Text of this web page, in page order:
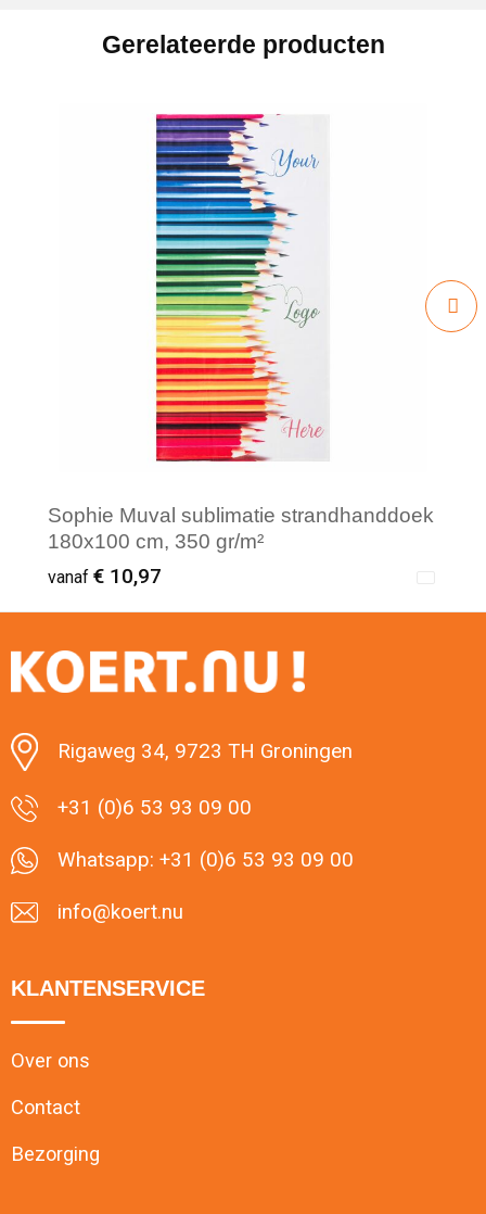
Gerelateerde producten
Sophie Muval sublimatie strandhanddoek
180x100 cm, 350 gr/m²
vanaf € 10,97
Minimale afname: 1
Rigaweg 34, 9723 TH Groningen
+31 (0)6 53 93 09 00
Whatsapp: +31 (0)6 53 93 09 00
info@koert.nu
KLANTENSERVICE
Over ons
Contact
Bezorging